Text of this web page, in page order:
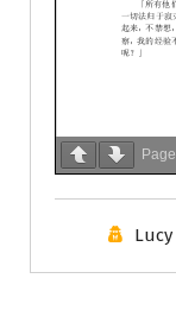
Page
Lucy